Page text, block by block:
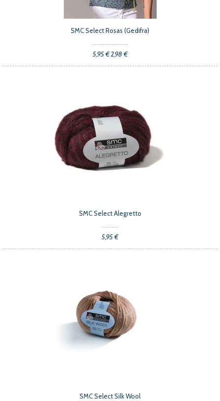
SMC Select Rosas (Gedifra)
5,95 € 2,98 €
SMC Select Alegretto
5,95 €
SMC Select Silk Wool